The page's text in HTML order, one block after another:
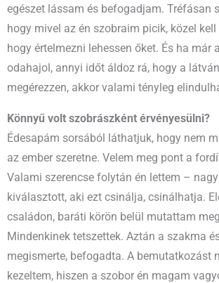
egészet lássam és befogadjam. Tréfásan
hogy mivel az én szobraim picik, közel
hogy értelmezni lehessen őket. És ha már
odahajol, annyi időt áldoz rá, hogy a
megérezzen, akkor valami tényleg
Könnyű volt szobrászként érvényesülni?
Édesapám sorsából láthatjuk, hogy nem
az ember szeretne. Velem meg pont a
Valami szerencse folytán én lettem –
kiválasztott, aki ezt csinálja, csinálhatja.
családon, baráti körön belül mutattam
Mindenkinek tetszettek. Aztán a szakma
megismerte, befogadta. A bemutatkozást
kezeltem, hiszen a szobor én magam